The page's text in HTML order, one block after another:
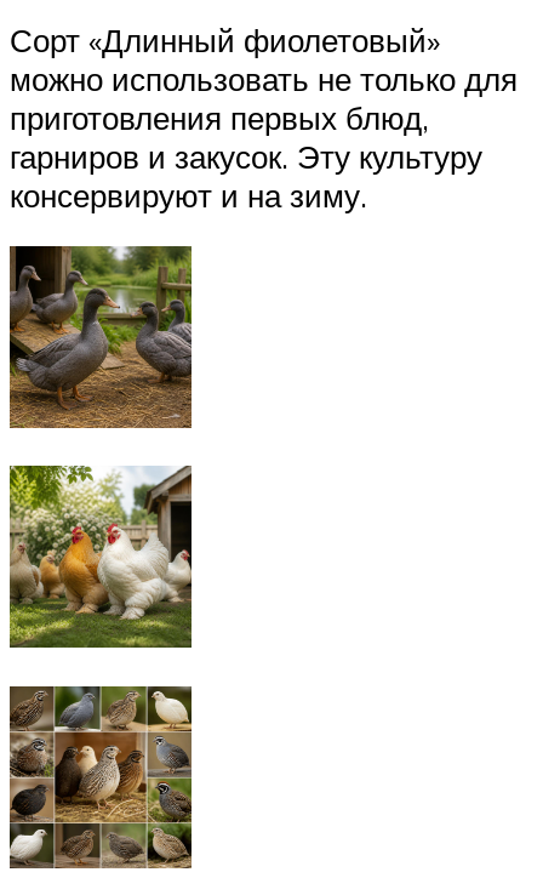
Сорт «Длинный фиолетовый»
можно использовать не только для
приготовления первых блюд,
гарниров и закусок. Эту культуру
консервируют и на зиму.